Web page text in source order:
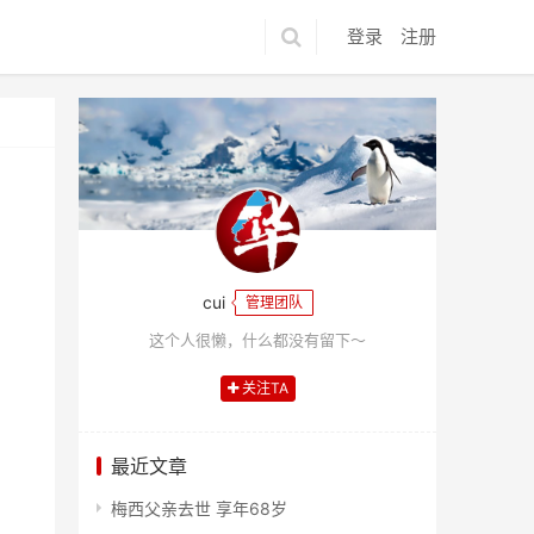
登录 注册
cui 管理团队
这个人很懒，什么都没有留下～
关注TA
最近文章
梅西父亲去世 享年68岁